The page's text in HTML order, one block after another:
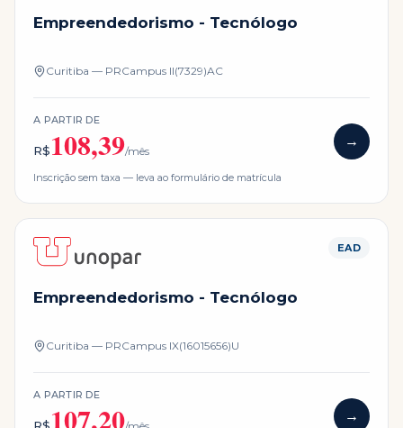
Empreendedorismo - Tecnólogo
Curitiba — PRCampus II(7329)AC
A PARTIR DE
R$108,39/mês
→
Inscrição sem taxa — leva ao formulário de matrícula
EAD
Empreendedorismo - Tecnólogo
Curitiba — PRCampus IX(16015656)U
A PARTIR DE
107,20 →